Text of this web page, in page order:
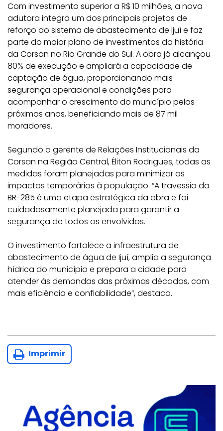
Com investimento superior a R$ 10 milhões, a nova
adutora integra um dos principais projetos de
reforço do sistema de abastecimento de Ijuí e faz
parte do maior plano de investimentos da história
da Corsan no Rio Grande do Sul. A obra já alcançou
80% de execução e ampliará a capacidade de
captação de água, proporcionando mais
segurança operacional e condições para
acompanhar o crescimento do município pelos
próximos anos, beneficiando mais de 87 mil
moradores.
Segundo o gerente de Relações Institucionais da
Corsan na Região Central, Éliton Rodrigues, todas as
medidas foram planejadas para minimizar os
impactos temporários à população. “A travessia da
BR-285 é uma etapa estratégica da obra e foi
cuidadosamente planejada para garantir a
segurança de todos os envolvidos.
O investimento fortalece a infraestrutura de
abastecimento de água de Ijuí, amplia a segurança
hídrica do município e prepara a cidade para
atender às demandas das próximas décadas, com
mais eficiência e confiabilidade”, destaca.
Imprimir